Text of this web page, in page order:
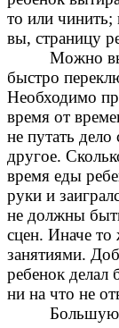
то или чинить;
вы, страницу
Можно
быстро
Необходимо
время от
не путать
другое.
время еды
руки и
не должны
сцен. Иначе то
занятиями.
ребенок делал
ни на что не
Большую